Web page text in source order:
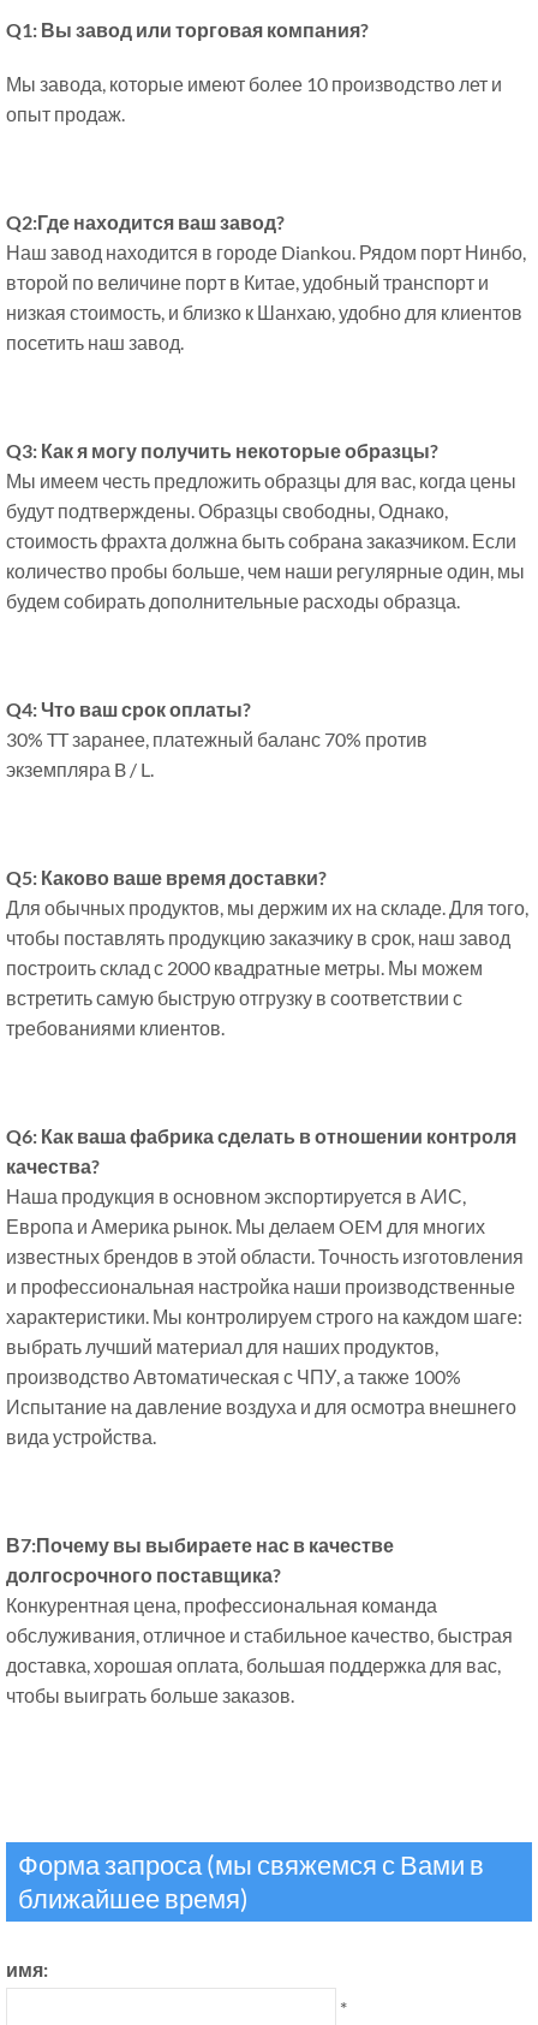
Q1: Вы завод или торговая компания?
Мы завода, которые имеют более 10 производство лет и
опыт продаж.
Q2:Где находится ваш завод?
Наш завод находится в городе Diankou. Рядом порт Нинбо,
второй по величине порт в Китае, удобный транспорт и
низкая стоимость, и близко к Шанхаю, удобно для клиентов
посетить наш завод.
Q3: Как я могу получить некоторые образцы?
Мы имеем честь предложить образцы для вас, когда цены
будут подтверждены. Образцы свободны, Однако,
стоимость фрахта должна быть собрана заказчиком. Если
количество пробы больше, чем наши регулярные один, мы
будем собирать дополнительные расходы образца.
Q4: Что ваш срок оплаты?
30% TT заранее, платежный баланс 70% против
экземпляра B / L.
Q5: Каково ваше время доставки?
Для обычных продуктов, мы держим их на складе. Для того,
чтобы поставлять продукцию заказчику в срок, наш завод
построить склад с 2000 квадратные метры. Мы можем
встретить самую быструю отгрузку в соответствии с
требованиями клиентов.
Q6: Как ваша фабрика сделать в отношении контроля
качества?
Наша продукция в основном экспортируется в АИС,
Европа и Америка рынок. Мы делаем OEM для многих
известных брендов в этой области. Точность изготовления
и профессиональная настройка наши производственные
характеристики. Мы контролируем строго на каждом шаге:
выбрать лучший материал для наших продуктов,
производство Автоматическая с ЧПУ, а также 100%
Испытание на давление воздуха и для осмотра внешнего
вида устройства.
В7:Почему вы выбираете нас в качестве
долгосрочного поставщика?
Конкурентная цена, профессиональная команда
обслуживания, отличное и стабильное качество, быстрая
доставка, хорошая оплата, большая поддержка для вас,
чтобы выиграть больше заказов.
Форма запроса (мы свяжемся с Вами в
ближайшее время)
имя:
*